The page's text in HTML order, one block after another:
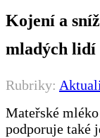
Kojení a
mladých lidí
Rubriky:
Mateřské
podporuje také